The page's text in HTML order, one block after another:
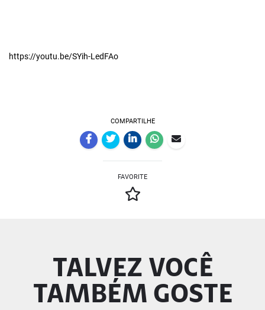
https://youtu.be/SYih-LedFAo
COMPARTILHE
FAVORITE
TALVEZ VOCÊ
TAMBÉM GOSTE